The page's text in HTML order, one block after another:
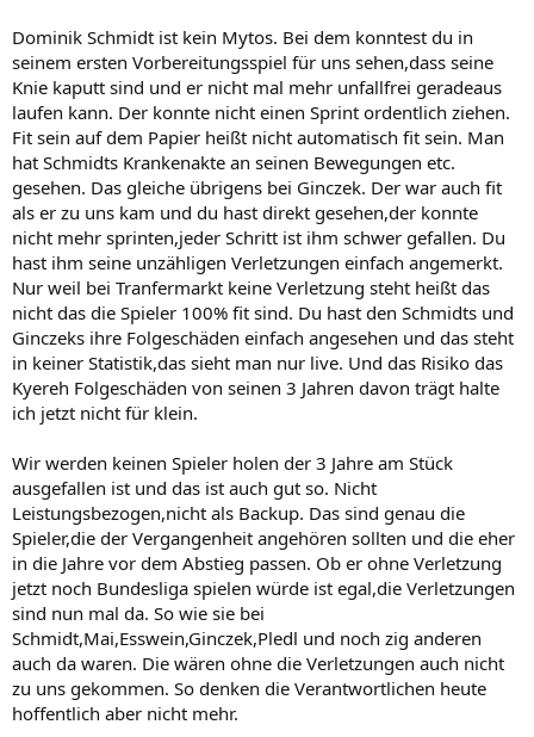
Dominik Schmidt ist kein Mytos. Bei dem konntest du in
seinem ersten Vorbereitungsspiel für uns sehen,dass seine
Knie kaputt sind und er nicht mal mehr unfallfrei geradeaus
laufen kann. Der konnte nicht einen Sprint ordentlich ziehen.
Fit sein auf dem Papier heißt nicht automatisch fit sein. Man
hat Schmidts Krankenakte an seinen Bewegungen etc.
gesehen. Das gleiche übrigens bei Ginczek. Der war auch fit
als er zu uns kam und du hast direkt gesehen,der konnte
nicht mehr sprinten,jeder Schritt ist ihm schwer gefallen. Du
hast ihm seine unzähligen Verletzungen einfach angemerkt.
Nur weil bei Tranfermarkt keine Verletzung steht heißt das
nicht das die Spieler 100% fit sind. Du hast den Schmidts und
Ginczeks ihre Folgeschäden einfach angesehen und das steht
in keiner Statistik,das sieht man nur live. Und das Risiko das
Kyereh Folgeschäden von seinen 3 Jahren davon trägt halte
ich jetzt nicht für klein.
Wir werden keinen Spieler holen der 3 Jahre am Stück
ausgefallen ist und das ist auch gut so. Nicht
Leistungsbezogen,nicht als Backup. Das sind genau die
Spieler,die der Vergangenheit angehören sollten und die eher
in die Jahre vor dem Abstieg passen. Ob er ohne Verletzung
jetzt noch Bundesliga spielen würde ist egal,die Verletzungen
sind nun mal da. So wie sie bei
Schmidt,Mai,Esswein,Ginczek,Pledl und noch zig anderen
auch da waren. Die wären ohne die Verletzungen auch nicht
zu uns gekommen. So denken die Verantwortlichen heute
hoffentlich aber nicht mehr.